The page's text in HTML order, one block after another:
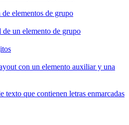
elementos de grupo
un elemento de grupo
con un elemento auxiliar y una
texto que contienen letras enmarcadas